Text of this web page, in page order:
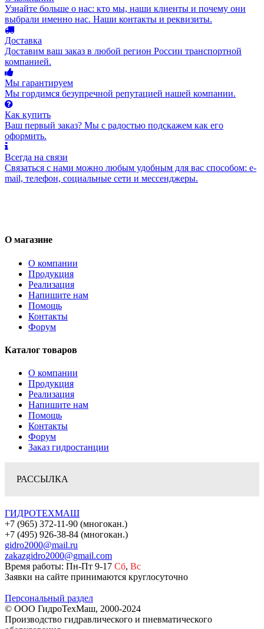
Узнайте больше о нас: кто мы, наши клиенты и почему они
выбрали именно нас. Наши контакты и реквизиты.
Доставка
Доставим ваш заказ в любой регион России транспортной
компанией.
Мы гарантируем
Мы гордимся безупречной репутацией нашей компании.
Как купить
Ваш первый заказ? Мы с радостью подскажем как его
оформить.
Всегда на связи
Связаться с нами можно любым удобным для вас способом: e-
mail, телефон, социальные сети и мессенджеры.
О магазине
О компании
Продукция
Реализация
Напишите нам
Помощь
Контакты
Форум
Каталог товаров
О компании
Продукция
Реализация
Напишите нам
Помощь
Контакты
Форум
Заказ гидростанции
РАССЫЛКА
ГИДРОТЕХМАШ
+7 (965) 372-11-90 (многокан.)
+7 (495) 926-38-84 (многокан.)
gidro2000@mail.ru
zakazgidro2000@gmail.com
Время работы: Пн-Пт 9-17 Сб, Вс
Заявки на сайте принимаются круглосуточно
Персональный раздел
© ООО ГидроТехМаш, 2000-2024
Производство гидравлического и пневматического